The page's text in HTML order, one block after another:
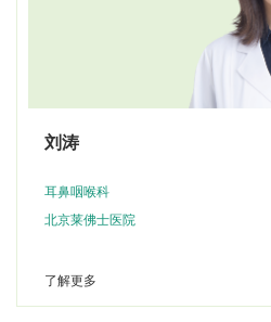
刘涛
耳鼻咽喉科
北京莱佛士医院
了解更多